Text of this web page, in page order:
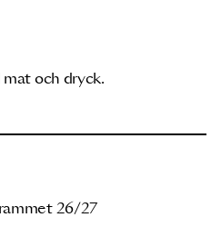
och dryck.
26/27